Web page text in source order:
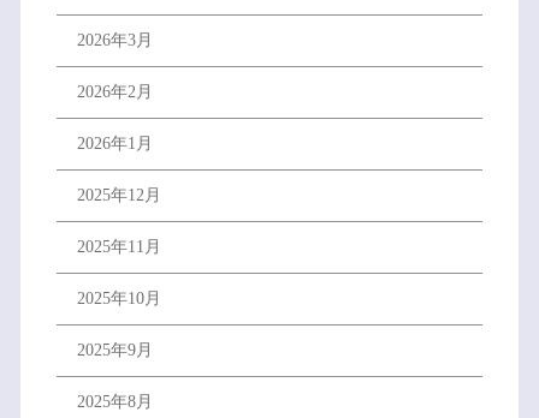
2026年3月
2026年2月
2026年1月
2025年12月
2025年11月
2025年10月
2025年9月
2025年8月